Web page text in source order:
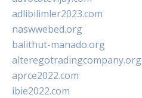
adlibilimler2023.com
naswwebed.org
balithut-manado.org
alteregotradingcompany.org
aprce2022.com
ibie2022.com